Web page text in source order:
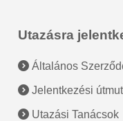
Utazásra
Általános
Jelentkezési
Utazási Tanácsok